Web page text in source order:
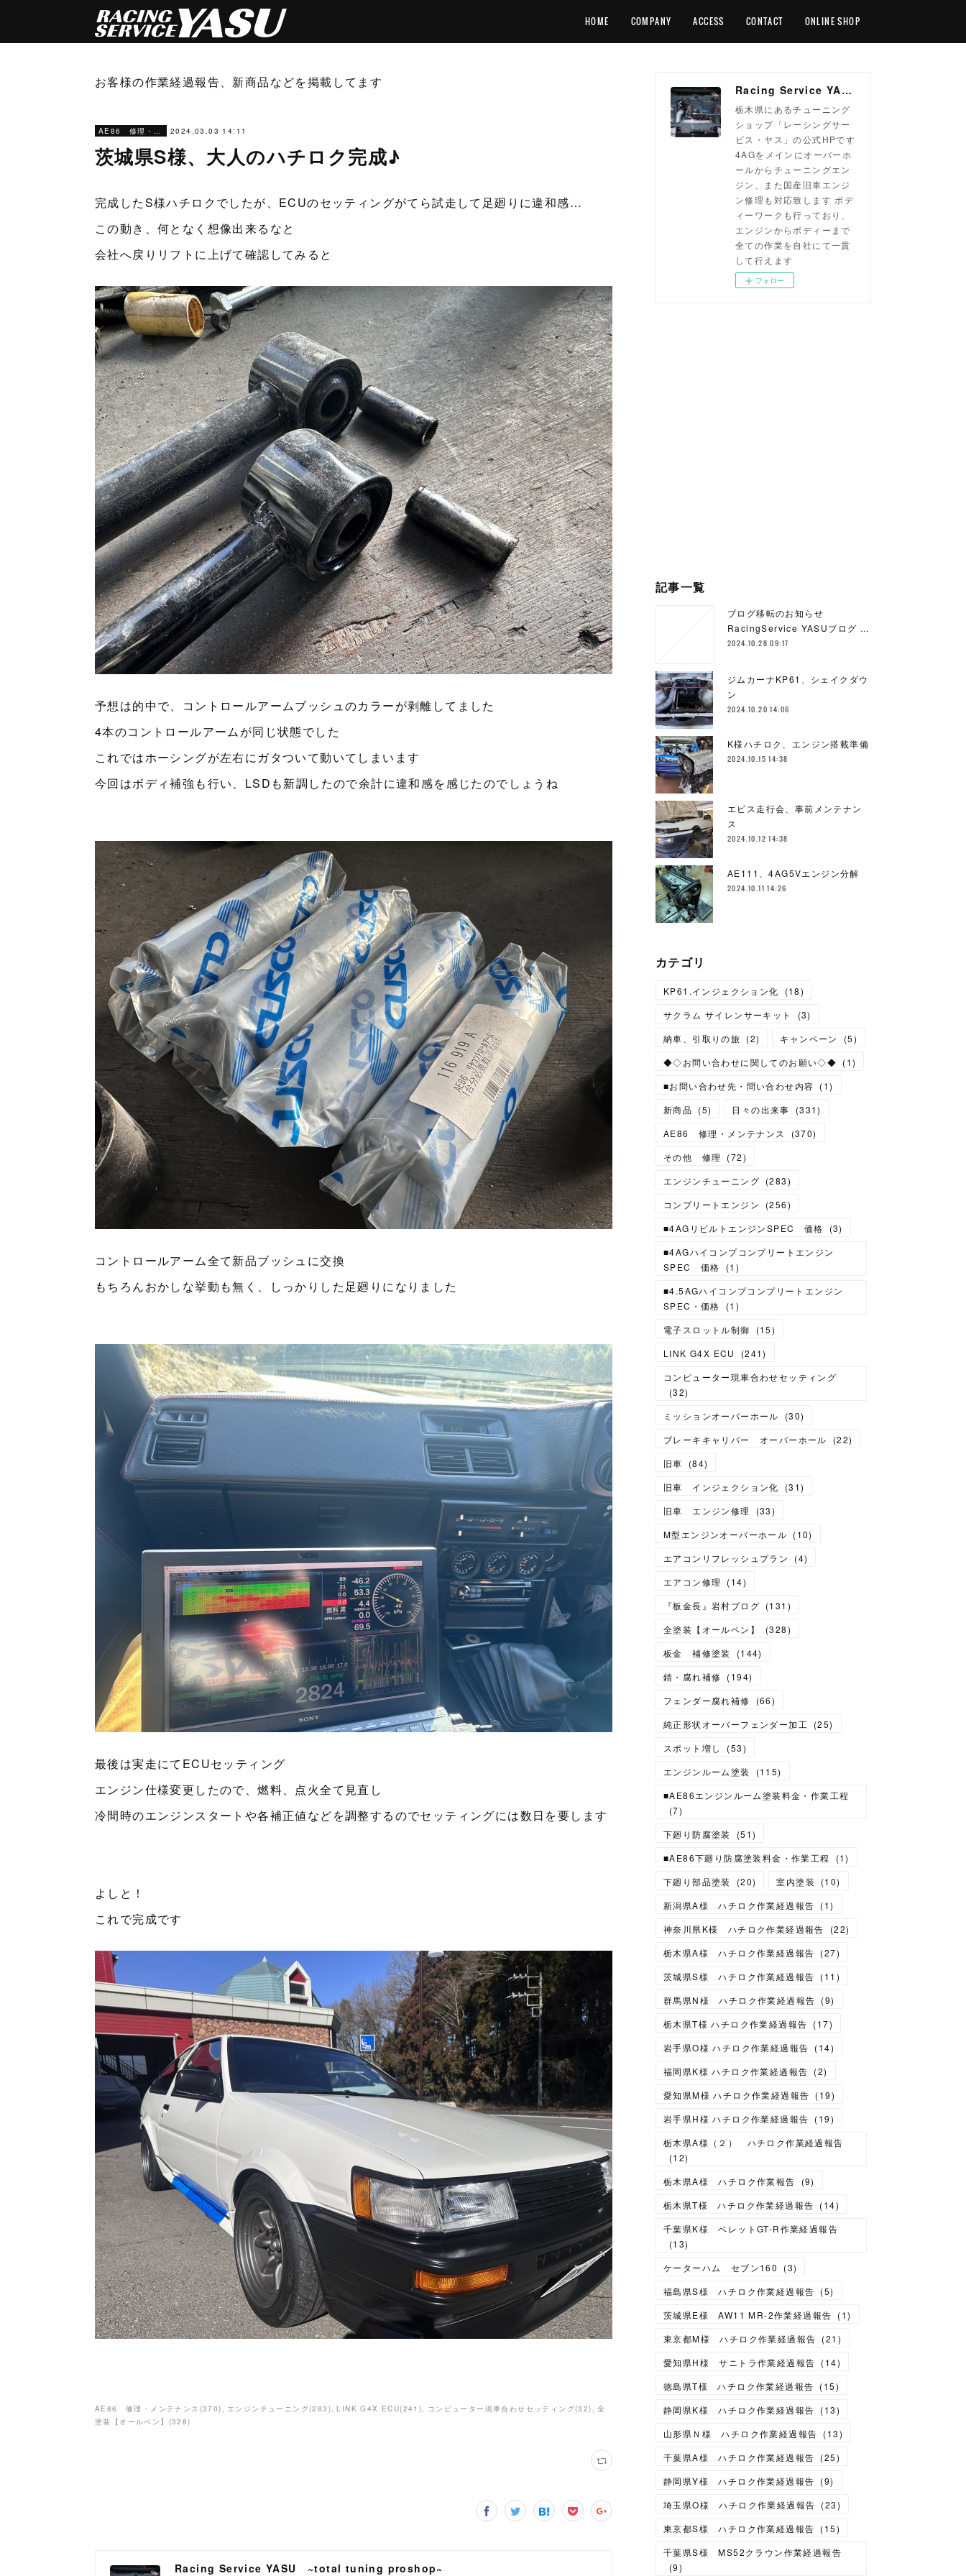
HOME COMPANY ACCESS CONTACT ONLINE SHOP
お客様の作業経過報告、新商品などを掲載してます
AE86 修理・メンテナンス 2024.03.03 14:11
茨城県S様、大人のハチロク完成♪
完成したS様ハチロクでしたが、ECUのセッティングがてら試走して足廻りに違和感…
この動き、何となく想像出来るなと
会社へ戻りリフトに上げて確認してみると
予想は的中で、コントロールアームブッシュのカラーが剥離してました
4本のコントロールアームが同じ状態でした
これではホーシングが左右にガタついて動いてしまいます
今回はボディ補強も行い、LSDも新調したので余計に違和感を感じたのでしょうね
コントロールアーム全て新品ブッシュに交換
もちろんおかしな挙動も無く、しっかりした足廻りになりました
最後は実走にてECUセッティング
エンジン仕様変更したので、燃料、点火全て見直し
冷間時のエンジンスタートや各補正値などを調整するのでセッティングには数日を要します
よしと！
これで完成です
AE86 修理・メンテナンス (370) エンジンチューニング(283 ) LINK G4X ECU(241 ) コンピューター現車合わせセッティング(32)
全
塗装【オールペン】 (328)
Racing Service YASU ~total tuning proshop~
Racing Service YASU ~total tuning proshop~
栃木県にあるチューニング
ショップ「レーシングサー
ビス・ヤス」の公式HPです
4AGをメインにオーバーホ
ールからチューニングエン
ジン、また国産旧車エンジ
ン修理も対応致します ボデ
ィーワークも行っており、
エンジンからボディーまで
全ての作業を自社にて一貫
して行えます
フォロー
記事一覧
ブログ移転のお知らせ
RacingService YASUブログ …
2024.10.28 09:17
ジムカーナKP61、シェイクダウ
ン
2024.10.20 14:06
K様ハチロク、エンジン搭載準備
2024.10.15 14:38
エビス走行会、事前メンテナン
ス
2024.10.12 14:38
AE111、4AG5Vエンジン分解
2024.10.11 14:26
カテゴリ
KP61.インジェクション化 (18)
サクラム サイレンサーキット
(3)
納車、引取りの旅 (2) キャンペーン (5)
◆◇お問い合わせに関してのお願い◇◆ (1)
■お問い合わせ先・問い合わせ内容 (1)
新商品 (5) 日々の出来事 (331)
AE86 修理・メンテナンス
(370)
その他 修理
(72)
エンジンチューニング (283)
コンプリートエンジン
(256)
■4AGリビルトエンジンSPEC 価格
(3)
■4AGハイコンプコンプリートエンジン
SPEC 価格
(1 )
■4.5AGハイコンプコンプリートエンジン
SPEC・価格
(1 )
電子スロットル制御
(15)
LINK G4X ECU
(241)
コンピューター現車合わせセッティング
(32)
ミッションオーバーホール
(30)
ブレーキキャリパー オーバーホール
(22)
旧車
(84)
旧車 インジェクション化
(31)
旧車 エンジン修理
(33)
M型エンジンオーバーホール (10)
エアコンリフレッシュプラン
(4)
エアコン修理
(14)
『板金長』岩村ブログ (131 )
全塗装【オールペン】
(328)
板金 補修塗装
(144)
錆・腐れ補修 (194)
フェンダー腐れ補修
(66)
純正形状オーバーフェンダー加工
(25)
スポット増し
(53)
エンジンルーム塗装
(115)
■AE86エンジンルーム塗装料金・作業工程
(7)
下廻り防腐塗装
(51)
■AE86下廻り防腐塗装料金・作業工程
(1)
下廻り部品塗装
(20) 室内塗装 (10)
新潟県A様 ハチロク作業経過報告 (1)
神奈川県K様 ハチロク作業経過報告
(22)
栃木県A様 ハチロク作業経過報告 (27)
茨城県S様 ハチロク作業経過報告 (11 )
群馬県N様 ハチロク作業経過報告 (9)
栃木県T様 ハチロク作業経過報告 (17)
岩手県O様 ハチロク作業経過報告 (14)
福岡県K様 ハチロク作業経過報告 (2)
愛知県M様 ハチロク作業経過報告 (19)
岩手県H様 ハチロク作業経過報告 (19)
栃木県A様（２） ハチロク作業経過報告
(12)
栃木県A様 ハチロク作業報告
(9)
栃木県T様 ハチロク作業経過報告 (14)
千葉県K様 ベレットGT-R作業経過報告
(13)
ケーターハム セブン160
(3)
福島県S様 ハチロク作業経過報告 (5)
茨城県E様 AW11 MR-2作業経過報告 (1)
東京都M様 ハチロク作業経過報告 (21 )
愛知県H様 サニトラ作業経過報告 (14)
徳島県T様 ハチロク作業経過報告 (15)
静岡県K様 ハチロク作業経過報告 (13)
山形県Ｎ様 ハチロク作業経過報告 (13)
千葉県A様 ハチロク作業経過報告 (25)
静岡県Y様 ハチロク作業経過報告 (9)
埼玉県O様 ハチロク作業経過報告 (23)
東京都S様 ハチロク作業経過報告 (15)
千葉県S様 MS52クラウン作業経過報告
(9)